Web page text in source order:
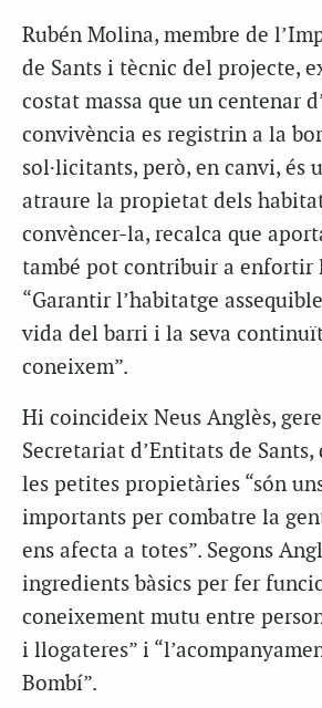
Rubén Molina, membre de
de Sants i tècnic del projecte,
costat massa que un centenar
convivència es registrin a la
sol·licitants, però, en canvi, és
atraure la propietat dels
convèncer-la, recalca que
també pot contribuir a enfortir
“Garantir l’habitatge
vida del barri i la seva
coneixem”.
Hi coincideix Neus Anglès,
Secretariat d’Entitats de
les petites propietàries “són
importants per combatre la
ens afecta a totes”. Segons
ingredients bàsics per fer
coneixement mutu entre
i llogateres” i
Bombí”.